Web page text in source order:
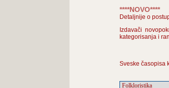
****NOVO****
Detaljnije o
Izdavači
kategorisanja i
Sveske časopisa